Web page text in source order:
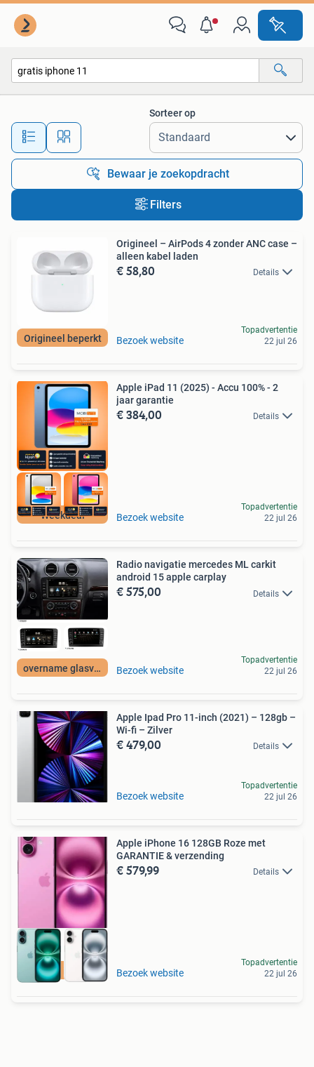
Alle afstanden…
Sorteer op
Bewaar je zoekopdracht
Filters
Origineel beperkt
Origineel – AirPods 4 zonder ANC case –
alleen kabel laden
€ 58,80 Details
Bezoek website
Topadvertentie
22 jul 26
Weekdeal
Apple iPad 11 (2025) - Accu 100% - 2
jaar garantie
€ 384,00 Details
Bezoek website
Topadvertentie
22 jul 26
overname glasvezel
Radio navigatie mercedes ML carkit
android 15 apple carplay
€ 575,00 Details
Bezoek website
Topadvertentie
22 jul 26
Apple Ipad Pro 11-inch (2021) – 128gb –
Wi-fi – Zilver
€ 479,00 Details
Bezoek website
Topadvertentie
22 jul 26
Klarna & iDeal in3
Apple iPhone 16 128GB Roze met
GARANTIE & verzending
€ 579,99 Details
Bezoek website
Topadvertentie
22 jul 26